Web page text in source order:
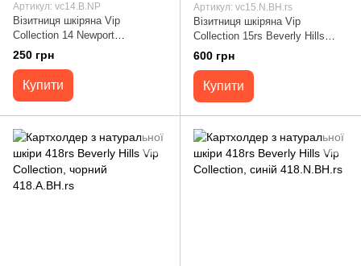
Артикул: vc14.B.NP
Візитниця шкіряна Vip
Collection 14 Newport
Коричнева 14.B.NP
250 грн
Купити
Артикул: vc15.N.BH.rs
Візитниця шкіряна Vip
Collection 15rs Beverly Hills
Синій 15.N.BH.rs
600 грн
Купити